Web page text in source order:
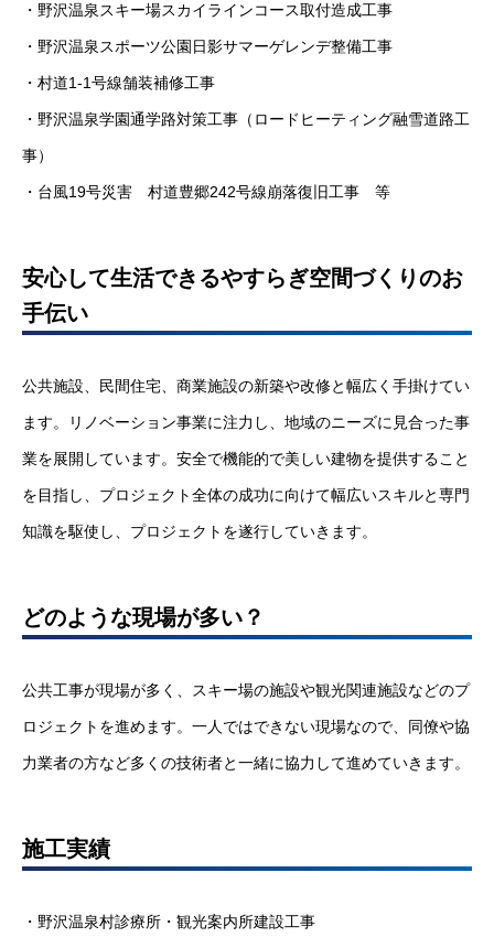
・野沢温泉スキー場スカイラインコース取付造成工事
・野沢温泉スポーツ公園日影サマーゲレンデ整備工事
・村道1-1号線舗装補修工事
・野沢温泉学園通学路対策工事（ロードヒーティング融雪道路工
事）
・台風19号災害 村道豊郷242号線崩落復旧工事 等
安心して生活できるやすらぎ空間づくりのお
手伝い
公共施設、民間住宅、商業施設の新築や改修と幅広く手掛けてい
ます。リノベーション事業に注力し、地域のニーズに見合った事
業を展開しています。安全で機能的で美しい建物を提供すること
を目指し、プロジェクト全体の成功に向けて幅広いスキルと専門
知識を駆使し、プロジェクトを遂行していきます。
どのような現場が多い？
公共工事が現場が多く、スキー場の施設や観光関連施設などのプ
ロジェクトを進めます。一人ではできない現場なので、同僚や協
力業者の方など多くの技術者と一緒に協力して進めていきます。
施工実績
・野沢温泉村診療所・観光案内所建設工事